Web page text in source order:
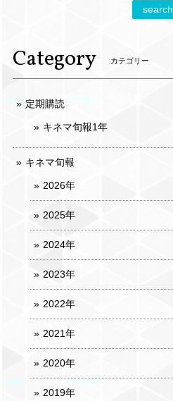
search
Category カテゴリー
定期購読
キネマ旬報1年
キネマ旬報
2026年
2025年
2024年
2023年
2022年
2021年
2020年
2019年